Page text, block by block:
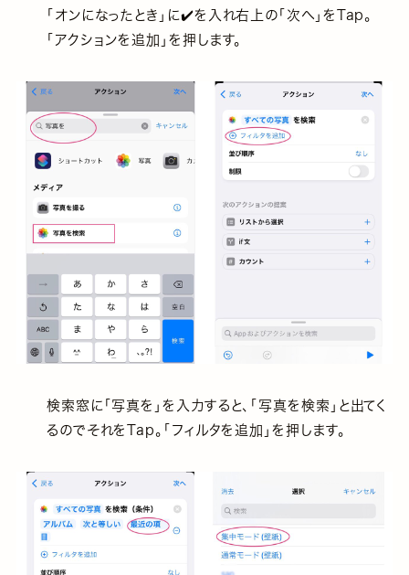
「オンになったとき」に✔️を入れ右上の「次へ」をTap。
「アクションを追加」を押します。
検索窓に「写真を」を入力すると、「写真を検索」と出てく
るのでそれをTap。「フィルタを追加」を押します。